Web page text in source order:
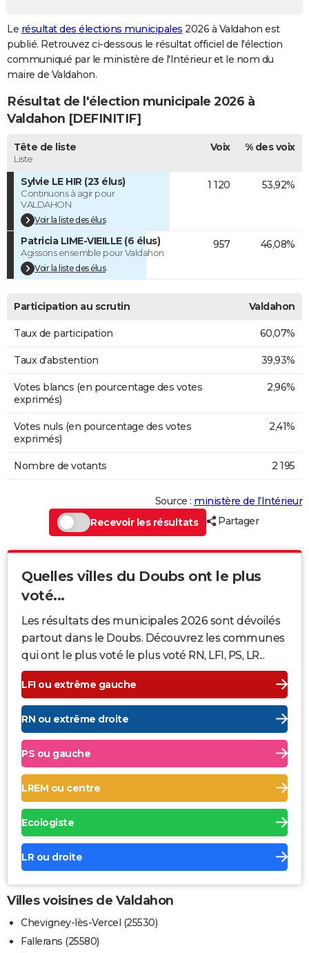
GUIDES D'ACHAT
BONS PLANS
CARTE DE VOEUX
Carte de Noël
Carte Bonne année
Carte Saint-Valentin
Carte Pâques
Carte d'anniversaire
DICTIONNAIRE
Dictionnaire
Biographies
Citations
Expressions
Proverbes
PROGRAMME TV
COPAINS D'AVANT
S'inscrire
Se connecter
Lycées
Collèges
Primaires
Universités
Entreprises
Service militaire
Avis de recherche
AVIS DE DÉCÈS
FORUM
Bricolage
Lifestyle
Culture
Sport
Auto
Television
Voyage
Cinema
Le résultat des élections municipales 2026 à Valdahon est
publié. Retrouvez ci-dessous le résultat officiel de l'élection
communiqué par le ministère de l'Intérieur et le nom du
maire de Valdahon.
Résultat de l'élection municipale 2026 à
Valdahon [DEFINITIF]
Tête de liste
Liste
Voix % des voix
Sylvie LE HIR (23 élus)
Continuons à agir pour
VALDAHON
Voir la liste des élus
1 120 53,92%
Patricia LIME-VIEILLE (6 élus)
Agissons ensemble pour Valdahon
Voir la liste des élus
957 46,08%
Participation au scrutin Valdahon
Taux de participation 60,07%
Taux d'abstention 39,93%
Votes blancs (en pourcentage des votes
exprimés)
2,96%
Votes nuls (en pourcentage des votes
exprimés)
2,41%
Nombre de votants 2 195
Source : ministère de l’Intérieur
Recevoir les résultats
Partager
Quelles villes du Doubs ont le plus
voté...
Les résultats des municipales 2026 sont dévoilés
partout dans le Doubs. Découvrez les communes
qui ont le plus voté le plus voté RN, LFI, PS, LR...
LFI ou extrême gauche
RN ou extrême droite
PS ou gauche
LREM ou centre
Ecologiste
LR ou droite
Villes voisines de Valdahon
Chevigney-lès-Vercel (25530)
Fallerans (25580)